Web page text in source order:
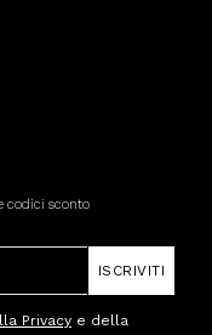
codici sconto
ISCRIVITI
Privacy e della